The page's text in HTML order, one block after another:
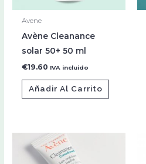
Avene
Avène Cleanance
solar 50+ 50 ml
€19.60 IVA incluido
Añadir Al Carrito